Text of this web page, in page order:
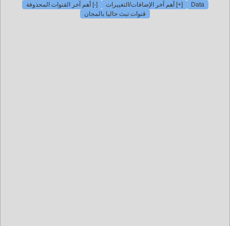
التغييرات
[-] أهم آخر القنوات المحذوفة